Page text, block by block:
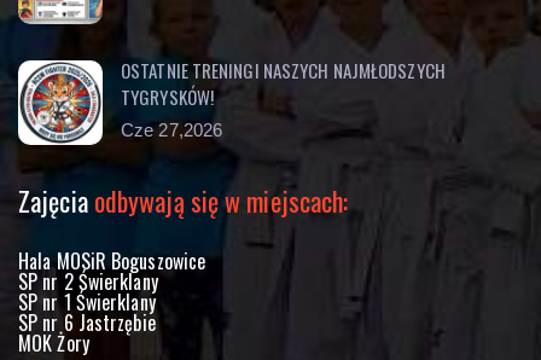
OSTATNIE TRENINGI NASZYCH NAJMŁODSZYCH
TYGRYSKÓW!
Cze 27,2026
Zajęciaodbywają się w miejscach:
Hala MOSiR Boguszowice
SP nr 2 Świerklany
SP nr 1 Świerklany
SP nr 6 Jastrzębie
MOK Żory